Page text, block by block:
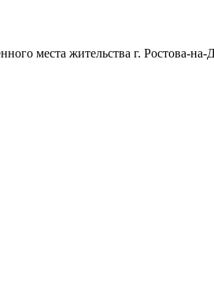
места жительства г. Ростова-на-